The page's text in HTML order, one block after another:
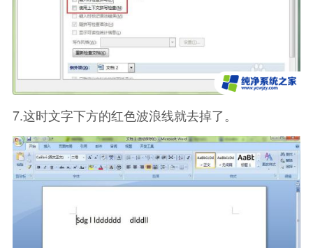
7.这时文字下方的红色波浪线就去掉了。